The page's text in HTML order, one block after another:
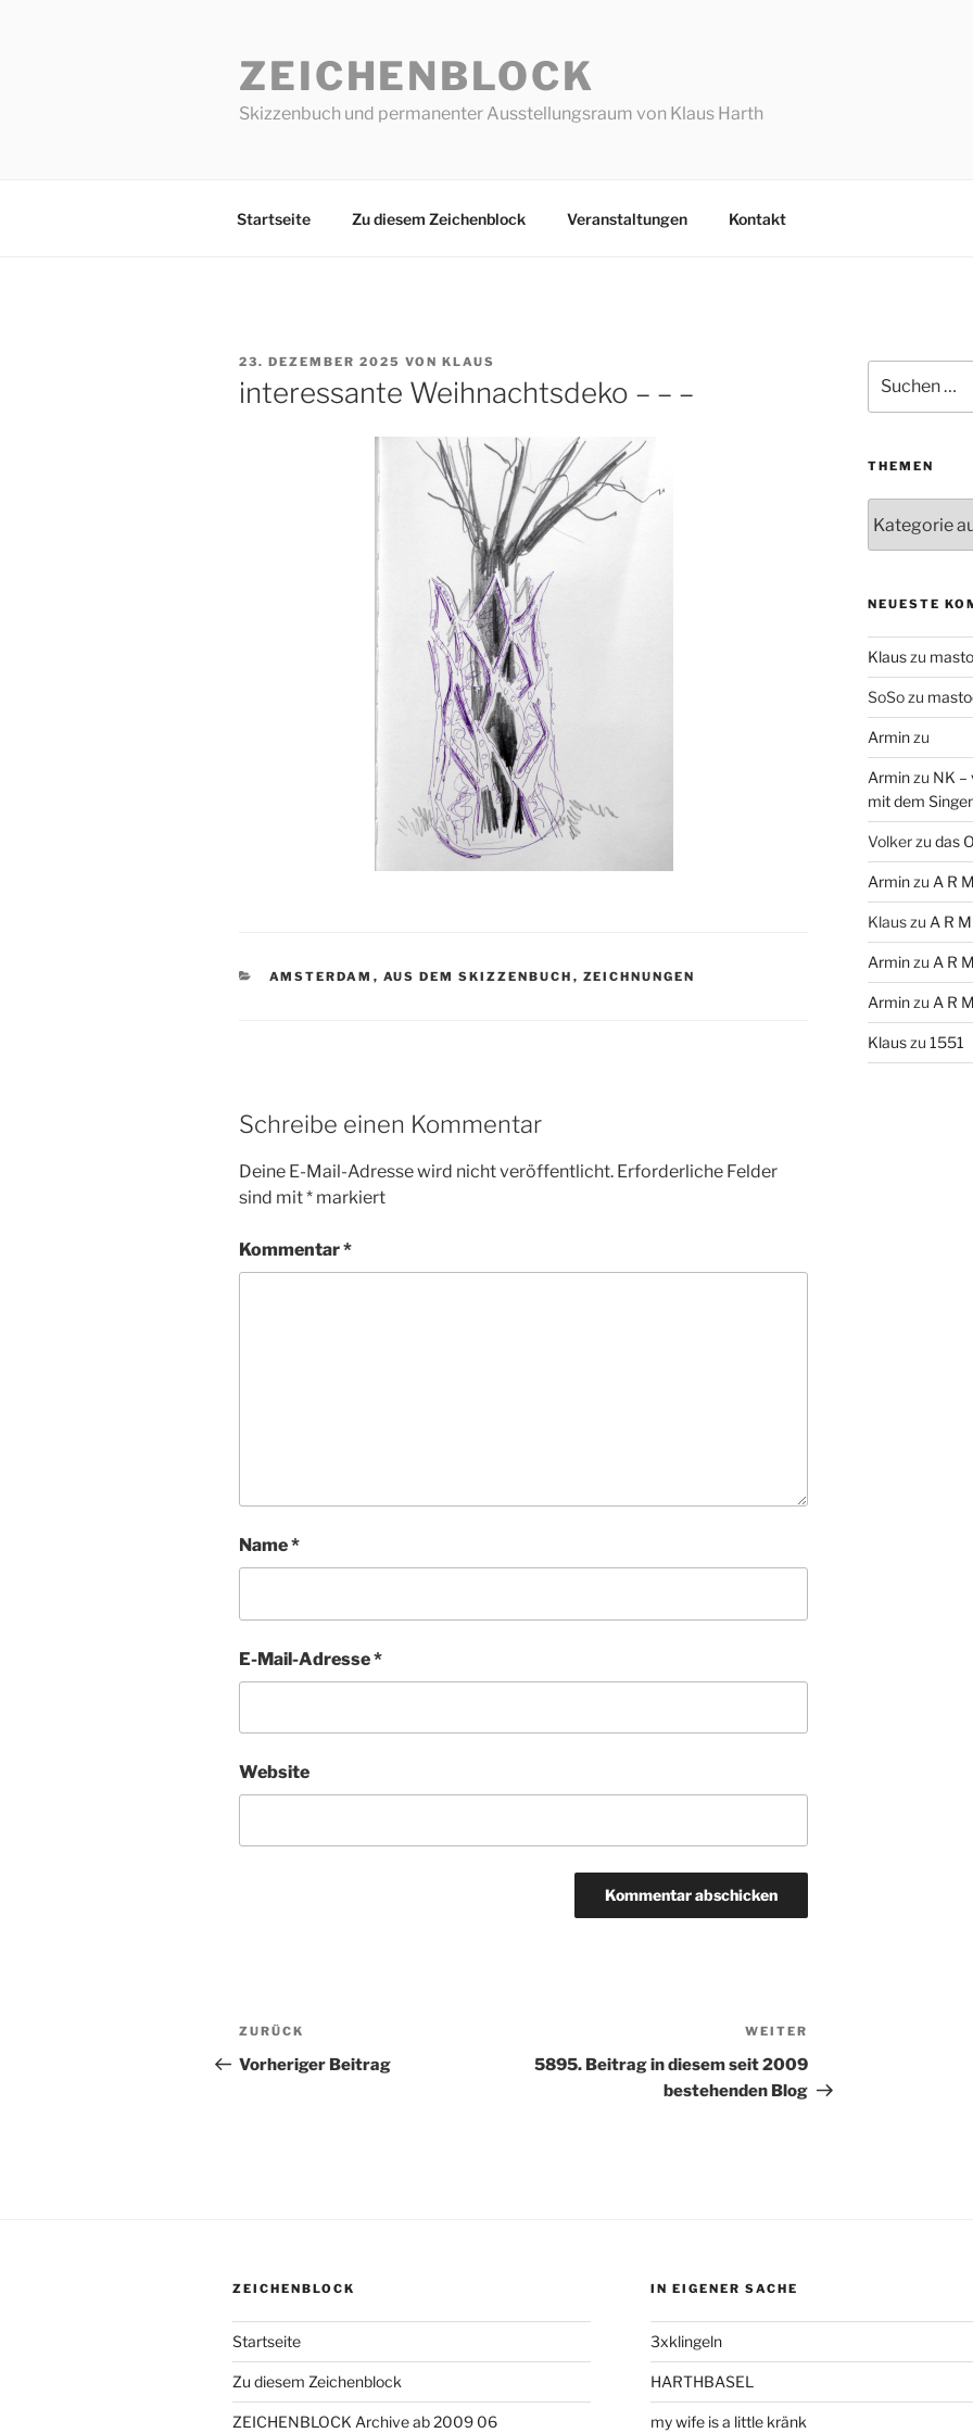
ZEICHENBLOCK
Skizzenbuch und permanenter Ausstellungsraum von Klaus Harth
Startseite Zu diesem Zeichenblock Veranstaltungen Kontakt
VERÖFFENTLICHT
AM
23. DEZEMBER 2025 VON KLAUS
interessante Weihnachtsdeko – – –
KATEGORIEN
AMSTERDAM , AUS DEM SKIZZENBUCH , ZEICHNUNGEN
Schreibe einen Kommentar
Deine E-Mail-Adresse wird nicht veröffentlicht. Erforderliche Felder
sind mit* markiert
Kommentar*
Name*
E-Mail-Adresse*
Website
Beitragsnavigation
Vorheriger
Beitrag
ZURÜCK
Vorheriger Beitrag
WEITER
5895. Beitrag in diesem seit 2009
bestehenden Blog
nach:
THEMEN
NEUESTE
Klauszu
SoSozu
Arminzu
Arminzu NK –
mit dem
Volkerzu das
Arminzu A R
Klauszu A R
Arminzu A R
Arminzu A R
Klauszu 1551
ZEICHENBLOCK
Startseite
Zu diesem Zeichenblock
ZEICHENBLOCK Archive ab 2009 06
IN EIGENER SACHE
3xklingeln
HARTHBASEL
my wife is a little kränk